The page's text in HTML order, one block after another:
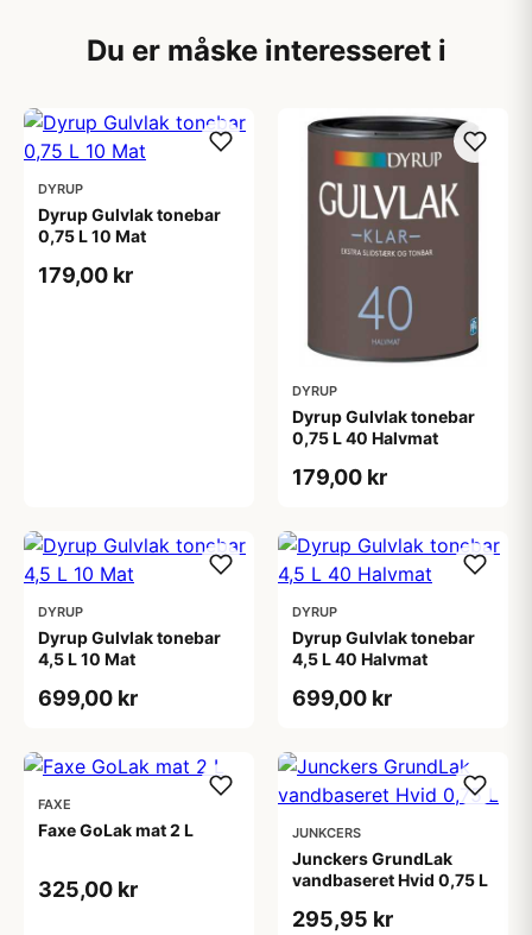
Du er måske interesseret i
DYRUP
Dyrup Gulvlak tonebar
0,75 L 10 Mat
179,00 kr
DYRUP
Dyrup Gulvlak tonebar
0,75 L 40 Halvmat
179,00 kr
DYRUP
Dyrup Gulvlak tonebar
4,5 L 10 Mat
699,00 kr
DYRUP
Dyrup Gulvlak tonebar
4,5 L 40 Halvmat
699,00 kr
FAXE
Faxe GoLak mat 2 L
325,00 kr
JUNKCERS
Junckers GrundLak
vandbaseret Hvid 0,75 L
295,95 kr